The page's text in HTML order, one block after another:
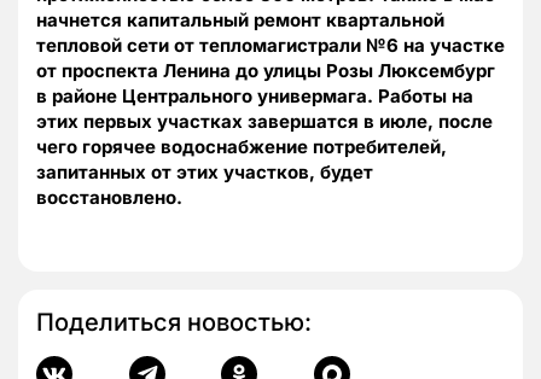
начнется капитальный ремонт квартальной
тепловой сети от тепломагистрали №6 на участке
от проспекта Ленина до улицы Розы Люксембург
в районе Центрального универмага. Работы на
этих первых участках завершатся в июле, после
чего горячее водоснабжение потребителей,
запитанных от этих участков, будет
восстановлено.
Поделиться новостью: